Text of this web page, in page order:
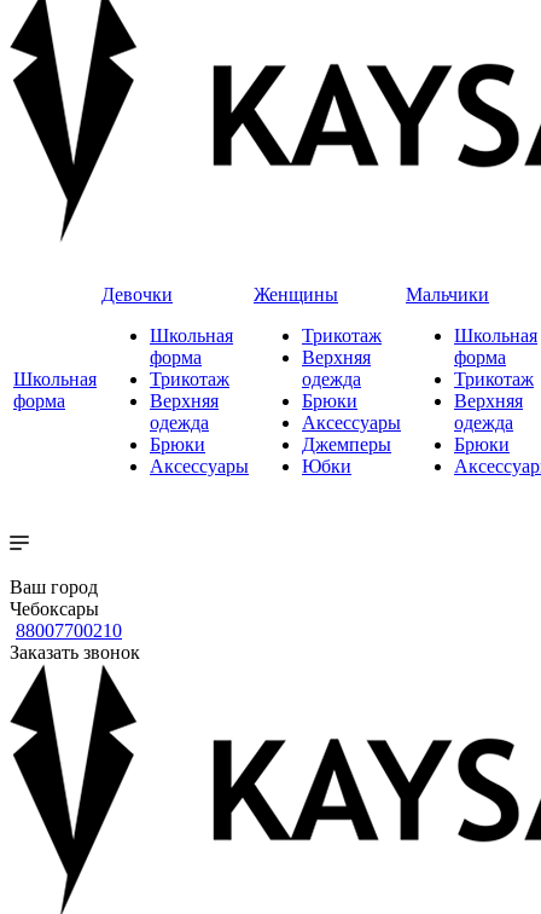
Школьная
форма
Девочки
Школьная
форма
Трикотаж
Верхняя
одежда
Брюки
Аксессуары
Женщины
Трикотаж
Верхняя
одежда
Брюки
Аксессуары
Джемперы
Юбки
Мальчики
Школьная
форма
Трикотаж
Верхняя
одежда
Брюки
Ваш город
Чебоксары
88007700210
Заказать звонок